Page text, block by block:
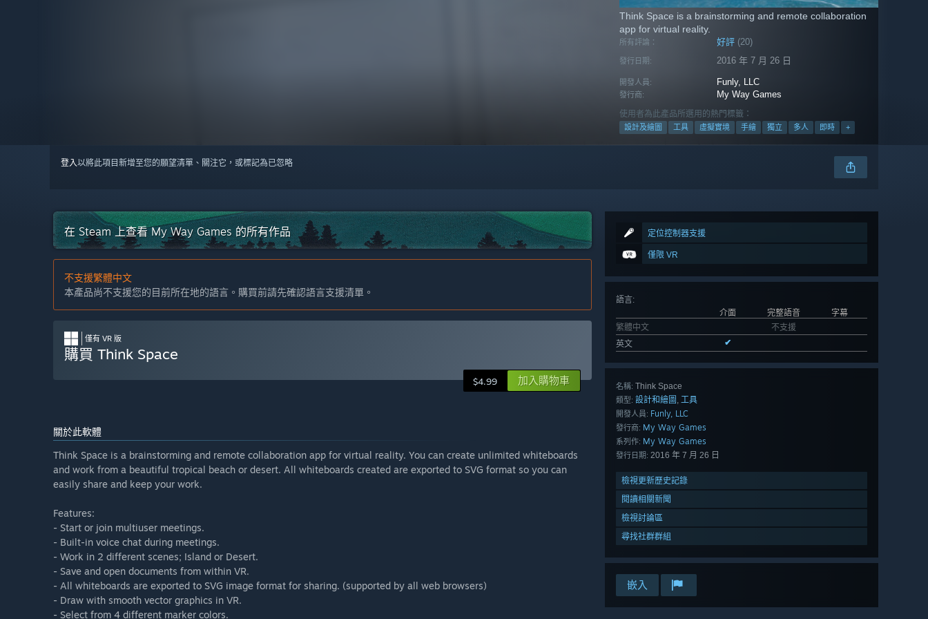
Think Space is a brainstorming and remote collaboration
app for virtual reality.
所有評論： 好評 (20)
發行日期: 2016 年 7 月 26 日
開發人員: Funly, LLC
發行商: My Way Games
使用者為此產品所選用的熱門標籤：
設計及繪圖 工具 虛擬實境 手繪 獨立 多人 即時 +
登入以將此項目新增至您的願望清單、關注它，或標記為已忽略
定位控制器支援
僅限 VR
語言:
介面
完整語音
字幕
繁體中文
不支援
英文
✔
名稱: Think Space
類型: 設計和繪圖 , 工具
開發人員: Funly, LLC
發行商: My Way Games
系列作: My Way Games
發行日期: 2016 年 7 月 26 日
檢視更新歷史記錄
閱讀相關新聞
檢視討論區
尋找社群群組
嵌入
在 Steam 上查看 My Way Games 的所有作品
不支援繁體中文
本產品尚不支援您的目前所在地的語言。購買前請先確認語言支援清單。
僅有 VR 版
購買 Think Space
$4.99 加入購物車
關於此軟體
Think Space is a brainstorming and remote collaboration app for virtual reality. You can create unlimited whiteboards
and work from a beautiful tropical beach or desert. All whiteboards created are exported to SVG format so you can
easily share and keep your work.
Features:
- Start or join multiuser meetings.
- Built-in voice chat during meetings.
- Work in 2 different scenes; Island or Desert.
- Save and open documents from within VR.
- All whiteboards are exported to SVG image format for sharing. (supported by all web browsers)
- Draw with smooth vector graphics in VR.
- Select from 4 different marker colors.